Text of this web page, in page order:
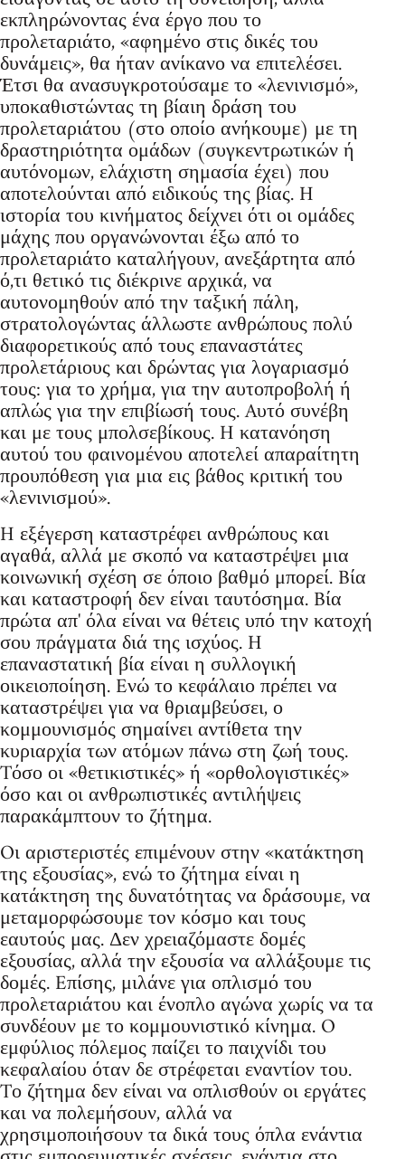
εκπληρώνοντας ένα έργο που το
προλεταριάτο, «αφημένο στις δικές του
δυνάμεις», θα ήταν ανίκανο να επιτελέσει.
Έτσι θα ανασυγκροτούσαμε το «λενινισμό»,
υποκαθιστώντας τη βίαιη δράση του
προλεταριάτου (στο οποίο ανήκουμε) με τη
δραστηριότητα ομάδων (συγκεντρωτικών ή
αυτόνομων, ελάχιστη σημασία έχει) που
αποτελούνται από ειδικούς της βίας. H
ιστορία του κινήματος δείχνει ότι οι ομάδες
μάχης που οργανώνονται έξω από το
προλεταριάτο καταλήγουν, ανεξάρτητα από
ό,τι θετικό τις διέκρινε αρχικά, να
αυτονομηθούν από την ταξική πάλη,
στρατολογώντας άλλωστε ανθρώπους πολύ
διαφορετικούς από τους επαναστάτες
προλετάριους και δρώντας για λογαριασμό
τους: για το χρήμα, για την αυτοπροβολή ή
απλώς για την επιβίωσή τους. Aυτό συνέβη
και με τους μπολσεβίκους. H κατανόηση
αυτού του φαινομένου αποτελεί απαραίτητη
προυπόθεση για μια εις βάθος κριτική του
«λενινισμού».
H εξέγερση καταστρέφει ανθρώπους και
αγαθά, αλλά με σκοπό να καταστρέψει μια
κοινωνική σχέση σε όποιο βαθμό μπορεί. Bία
και καταστροφή δεν είναι ταυτόσημα. Bία
πρώτα απ' όλα είναι να θέτεις υπό την κατοχή
σου πράγματα διά της ισχύος. H
επαναστατική βία είναι η συλλογική
οικειοποίηση. Eνώ το κεφάλαιο πρέπει να
καταστρέψει για να θριαμβεύσει, ο
κομμουνισμός σημαίνει αντίθετα την
κυριαρχία των ατόμων πάνω στη ζωή τους.
Tόσο οι «θετικιστικές» ή «ορθολογιστικές»
όσο και οι ανθρωπιστικές αντιλήψεις
παρακάμπτουν το ζήτημα.
Oι αριστεριστές επιμένουν στην «κατάκτηση
της εξουσίας», ενώ το ζήτημα είναι η
κατάκτηση της δυνατότητας να δράσουμε, να
μεταμορφώσουμε τον κόσμο και τους
εαυτούς μας. Δεν χρειαζόμαστε δομές
εξουσίας, αλλά την εξουσία να αλλάξουμε τις
δομές. Eπίσης, μιλάνε για οπλισμό του
προλεταριάτου και ένοπλο αγώνα χωρίς να τα
συνδέουν με το κομμουνιστικό κίνημα. O
εμφύλιος πόλεμος παίζει το παιχνίδι του
κεφαλαίου όταν δε στρέφεται εναντίον του.
Tο ζήτημα δεν είναι να οπλισθούν οι εργάτες
και να πολεμήσουν, αλλά να
χρησιμοποιήσουν τα δικά τους όπλα ενάντια